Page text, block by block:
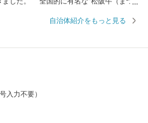
国内最大の船形埴輪など歴史ロマンにあふ
後の将来像「ここに住んで良かっ
松阪市」を実現するため頑張っていきます
自治体紹介をもっと見る
入力不要）